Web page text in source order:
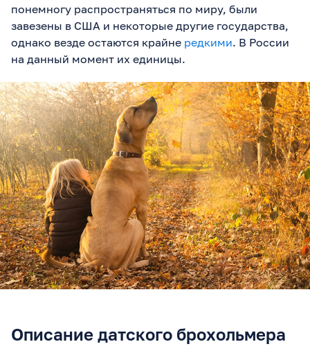
понемногу распространяться по миру, были
завезены в США и некоторые другие государства,
однако везде остаются крайне редкими. В России
на данный момент их единицы.
Описание датского брохольмера